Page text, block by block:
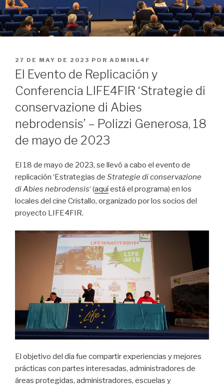
PUBLICADO
EL
27 DE MAY DE 2023 POR ADMINL4F
El Evento de Replicación y
Conferencia LIFE4FIR ‘Strategie di
conservazione di Abies
nebrodensis’ – Polizzi Generosa, 18
de mayo de 2023
El 18 de mayo de 2023, se llevó a cabo el evento de
replicación ‘Estrategias de Strategie di conservazione
di Abies nebrodensis‘ (aquíestá el programa) en los
locales del cine Cristallo, organizado por los socios del
proyecto LIFE4FIR.
El objetivo del día fue compartir experiencias y mejores
prácticas con partes interesadas, administradores de
áreas protegidas, administradores, escuelas y